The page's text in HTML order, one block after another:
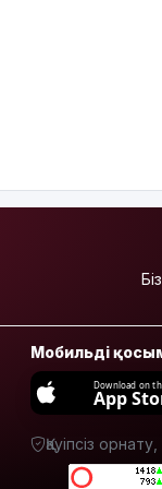
Жеке
деректерді
қолданып,
2 млрд
несие
алғандар
ұсталды
Мобильді
Download on
App
Қауіпсіз